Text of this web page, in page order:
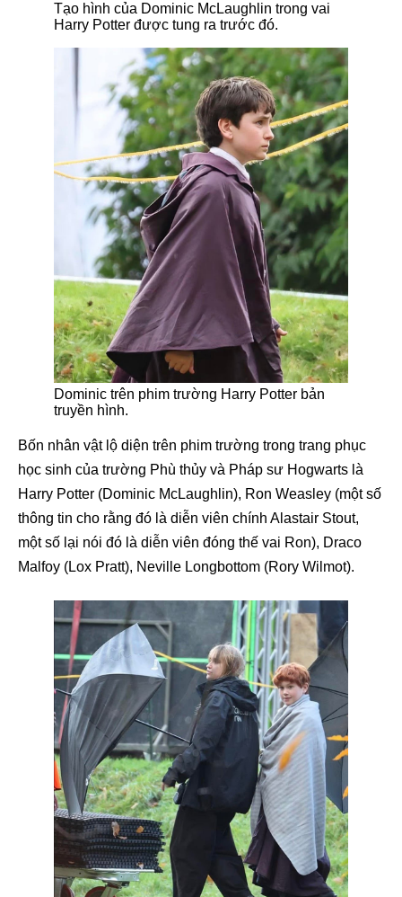
Tạo hình của Dominic McLaughlin trong vai
Harry Potter được tung ra trước đó.
Dominic trên phim trường Harry Potter bản
truyền hình.
Bốn nhân vật lộ diện trên phim trường trong trang phục
học sinh của trường Phù thủy và Pháp sư Hogwarts là
Harry Potter (Dominic McLaughlin), Ron Weasley (một số
thông tin cho rằng đó là diễn viên chính Alastair Stout,
một số lại nói đó là diễn viên đóng thế vai Ron), Draco
Malfoy (Lox Pratt), Neville Longbottom (Rory Wilmot).